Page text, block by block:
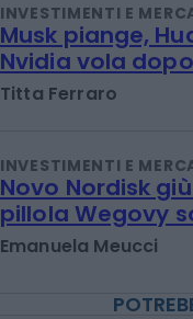
INVESTIMENTI E
Musk piange,
Nvidia vola
Titta Ferraro
INVESTIMENTI E
Novo Nordisk
pillola Wegovy
Emanuela Meucci